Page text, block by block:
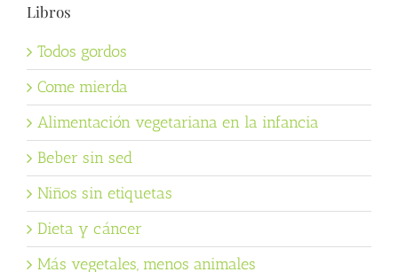
Libros
Todos gordos
Come mierda
Alimentación vegetariana en la infancia
Beber sin sed
Niños sin etiquetas
Dieta y cáncer
Más vegetales, menos animales